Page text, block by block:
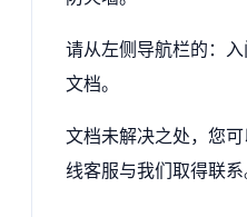
请从左侧导航栏的：
文档。
文档未解决之处，您
线客服与我们取得联系